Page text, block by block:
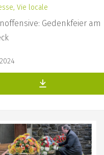
Vie locale
Gedenkfeier am